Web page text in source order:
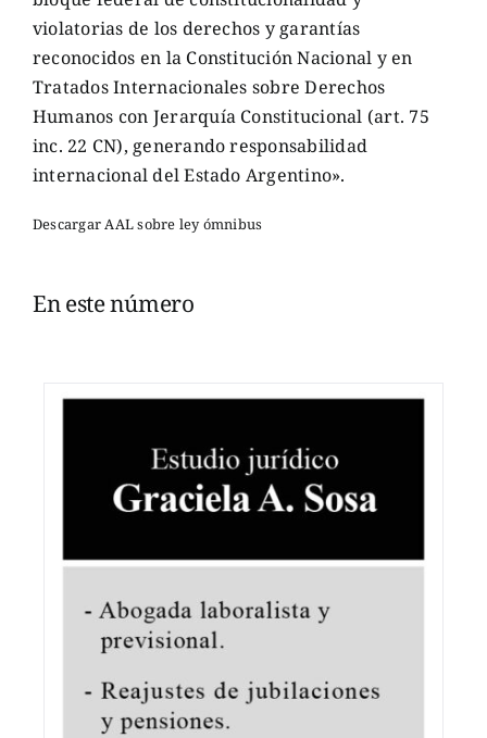
violatorias de los derechos y garantías
reconocidos en la Constitución Nacional y en
Tratados Internacionales sobre Derechos
Humanos con Jerarquía Constitucional (art. 75
inc. 22 CN), generando responsabilidad
internacional del Estado Argentino».
Descargar AAL sobre ley ómnibus
En este número